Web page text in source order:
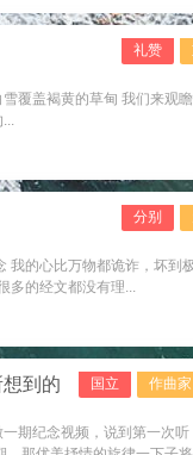
礼赞
覆盖褐黄的草甸 我们来观
分别
的心比万物都诡诈，坏到
多的经文都没有理...
国立 作曲家
到的
期纪念视频，说到第一次